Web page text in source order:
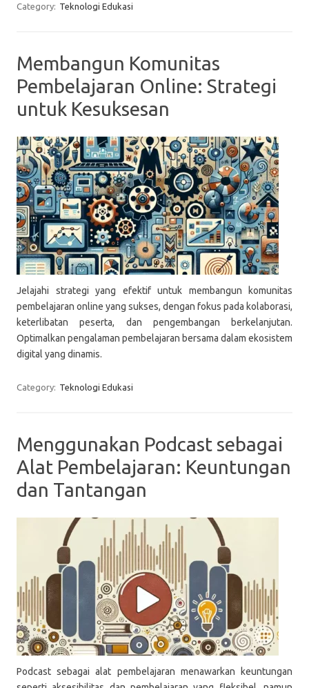
Category: Teknologi Edukasi
Membangun Komunitas
Pembelajaran Online: Strategi
untuk Kesuksesan
Jelajahi strategi yang efektif untuk membangun komunitas
pembelajaran online yang sukses, dengan fokus pada kolaborasi,
keterlibatan peserta, dan pengembangan berkelanjutan.
Optimalkan pengalaman pembelajaran bersama dalam ekosistem
digital yang dinamis.
Category: Teknologi Edukasi
Menggunakan Podcast sebagai
Alat Pembelajaran: Keuntungan
dan Tantangan
Podcast sebagai alat pembelajaran menawarkan keuntungan